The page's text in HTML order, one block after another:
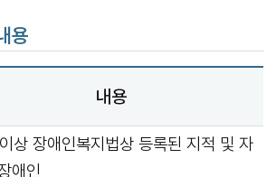
용
내용
상 장애인복지법상 등록된 지적 및 자
애인